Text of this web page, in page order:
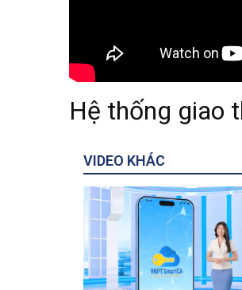
Hệ thống giao
VIDEO KHÁC